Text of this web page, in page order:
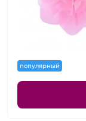
популярный